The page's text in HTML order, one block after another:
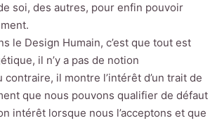
soi, des autres, pour enfin pouvoir
le Design Humain, c’est que tout est
il n’y a pas de notion
contraire, il montre l’intérêt d’un trait de
que nous pouvons qualifier de défaut
intérêt lorsque nous l’acceptons et que